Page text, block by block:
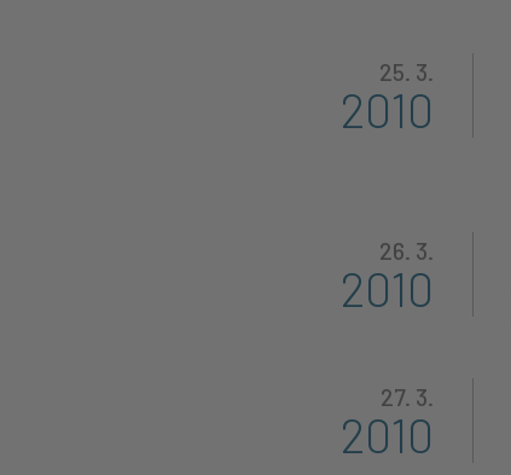
25. 3.
2010
26. 3.
2010
27. 3.
2010